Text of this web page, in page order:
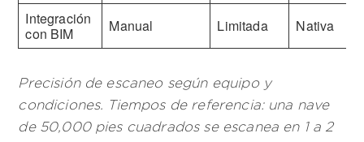
Integración
con BIM
Manual Limitada Nativa
Precisión de escaneo según equipo y
condiciones. Tiempos de referencia: una nave
de 50,000 pies cuadrados se escanea en 1 a 2